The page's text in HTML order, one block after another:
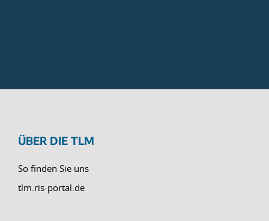
ÜBER DIE TLM
So finden Sie uns
tlm.ris-portal.de